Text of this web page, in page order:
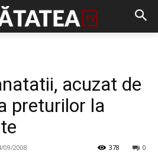
acuzat de
preturilor la
09/2008 0
378